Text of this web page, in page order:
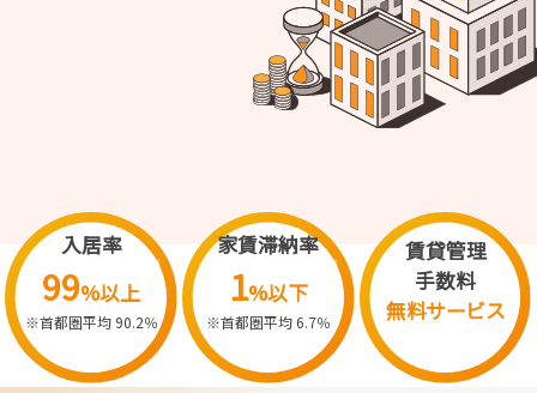
入居率
99%以上
※首都圏平均 90.2％
家賃滞納率
1%以下
※首都圏平均 6.7％
賃貸管理
手数料
無料サービス